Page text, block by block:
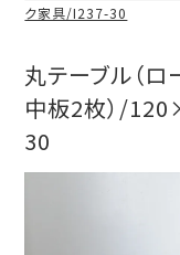
ク家具/I237-30
丸テーブル（ロ
中板2枚）/
30